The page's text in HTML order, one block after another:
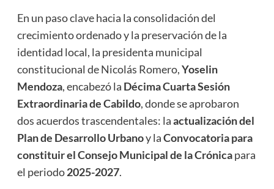
En un paso clave hacia la consolidación del
crecimiento ordenado y la preservación de la
identidad local, la presidenta municipal
constitucional de Nicolás Romero,Yoselin
Mendoza, encabezó la Décima Cuarta Sesión
Extraordinaria de Cabildo, donde se aprobaron
dos acuerdos trascendentales: laactualización del
Plan de Desarrollo Urbanoy laConvocatoria para
constituir el Consejo Municipal de la Crónicapara
el periodo2025-2027.